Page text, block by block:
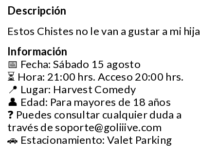
Descripción
Estos Chistes no le van a gustar a mi hija
Información
📅 Fecha: Sábado 15 agosto
⏳ Hora: 21:00 hrs. Acceso 20:00 hrs.
📍 Lugar: Harvest Comedy
👤 Edad: Para mayores de 18 años
❓ Puedes consultar cualquier duda a
través desoporte@goliiive.com
🚗 Estacionamiento: Valet Parking